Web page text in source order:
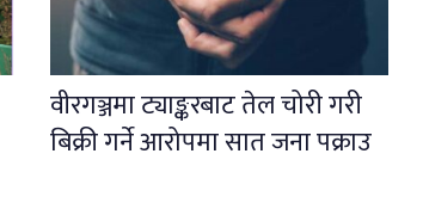
वीरगञ्जमा ट्याङ्करबाट तेल चोरी गरी
बिक्री गर्ने आरोपमा सात जना पक्राउ